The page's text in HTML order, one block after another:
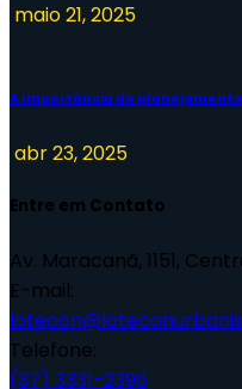
maio 21, 2025
A Importância do
abr 23, 2025
Entre em Contato
Av. Maracanã, 1151,
E-mail:
Telefone:
(37) 3331-2396